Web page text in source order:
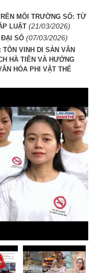
MÔI TRƯỜNG SỐ: TỪ
LUẬT (21/03/2026)
ĐẠI SỐ (07/03/2026)
VINH DI SẢN VĂN
HÀ TIÊN VÀ HƯỚNG
HÓA PHI VẬT THỂ